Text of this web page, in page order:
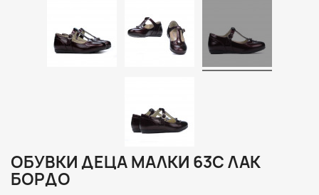
ОБУВКИ ДЕЦА МАЛКИ 63C ЛАК
БОРДО